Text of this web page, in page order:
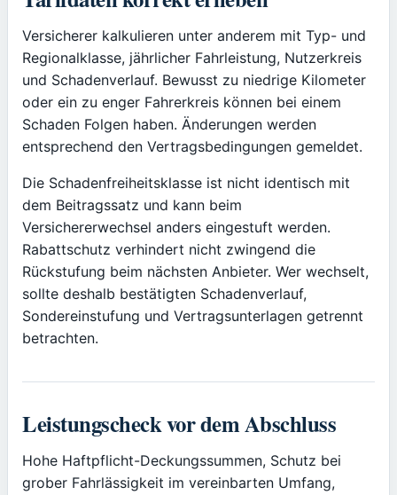
Versicherer kalkulieren unter anderem mit Typ- und
Regionalklasse, jährlicher Fahrleistung, Nutzerkreis
und Schadenverlauf. Bewusst zu niedrige Kilometer
oder ein zu enger Fahrerkreis können bei einem
Schaden Folgen haben. Änderungen werden
entsprechend den Vertragsbedingungen gemeldet.
Die Schadenfreiheitsklasse ist nicht identisch mit
dem Beitragssatz und kann beim
Versichererwechsel anders eingestuft werden.
Rabattschutz verhindert nicht zwingend die
Rückstufung beim nächsten Anbieter. Wer wechselt,
sollte deshalb bestätigten Schadenverlauf,
Sondereinstufung und Vertragsunterlagen getrennt
betrachten.
Leistungscheck vor dem Abschluss
Hohe Haftpflicht-Deckungssummen, Schutz bei
grober Fahrlässigkeit im vereinbarten Umfang,